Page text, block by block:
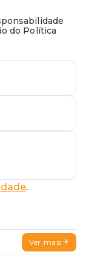
do Política
.
Ver mais